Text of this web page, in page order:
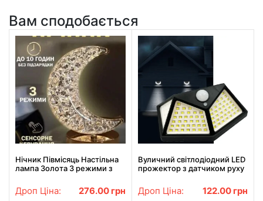
Вам сподобається
Нічник Півмісяць Настільна
лампа Золота 3 режими з
від USB
Дроп Ціна: 276.00 грн
Вуличний світлодіодний LED
прожектор з датчиком руху
Дроп Ціна: 122.00 грн